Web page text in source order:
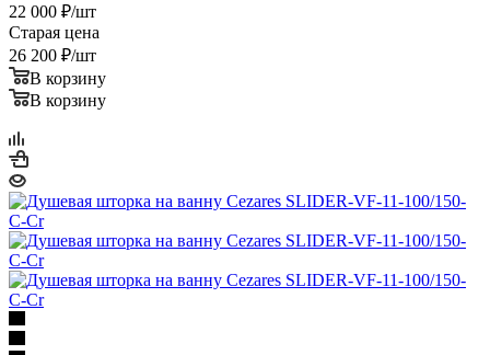
22 000 ₽/шт
Старая цена
26 200 ₽/шт
В корзину
В корзину